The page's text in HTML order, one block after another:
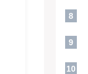
8
9
10